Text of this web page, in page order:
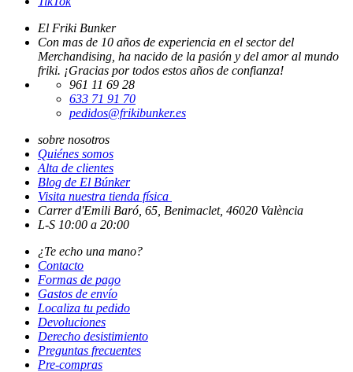
El Friki Bunker
Con mas de 10 años de experiencia en el sector del
Merchandising, ha nacido de la pasión y del amor al mundo
friki. ¡Gracias por todos estos años de confianza!
961 11 69 28
633 71 91 70
pedidos@frikibunker.es
sobre nosotros
Quiénes somos
Alta de clientes
Blog de El Búnker
Visita nuestra tienda física
Carrer d'Emili Baró, 65, Benimaclet, 46020 València
L-S 10:00 a 20:00
¿Te echo una mano?
Contacto
Formas de pago
Gastos de envío
Localiza tu pedido
Devoluciones
Derecho desistimiento
Preguntas frecuentes
Pre-compras